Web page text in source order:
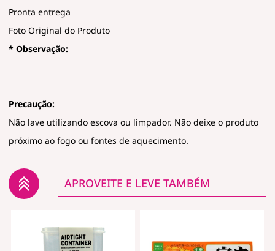
Pronta entrega
Foto Original do Produto
* Observação:
Precaução:
Não lave utilizando escova ou limpador. Não deixe o produto
próximo ao fogo ou fontes de aquecimento.
APROVEITE E LEVE TAMBÉM